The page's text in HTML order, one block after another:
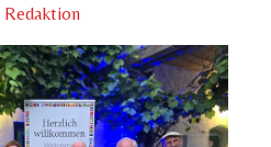
Redaktion